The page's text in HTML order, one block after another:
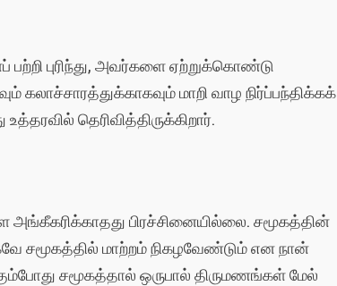
பற்றி புரிந்து, அவர்களை ஏற்றுக்கொண்டு
மாறி வாழ நிர்ப்பந்திக்கக்
தெரிவித்திருக்கிறார்.
பிரச்சினையில்லை. சமூகத்தின்
சமூகத்தில் மாற்றம் நிகழவேண்டும் என நான்
சமூகத்தால் ஒருபால் திருமணங்கள் மேல்